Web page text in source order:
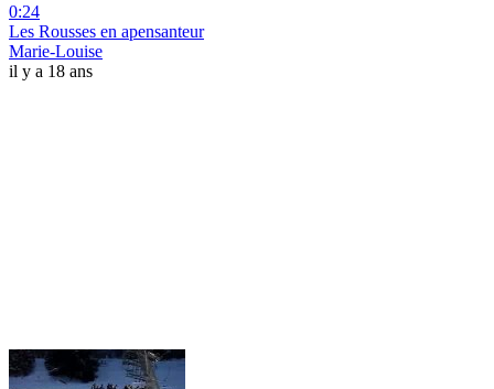
0:24
Les Rousses en apensanteur
Marie-Louise
il y a 18 ans